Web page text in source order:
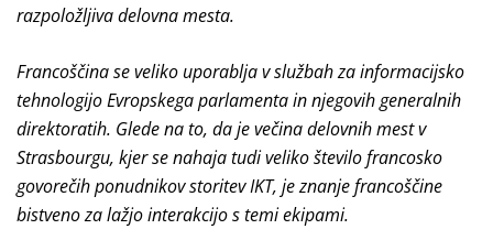
razpoložljiva delovna mesta.
Francoščina se veliko uporablja v službah za informacijsko
tehnologijo Evropskega parlamenta in njegovih generalnih
direktoratih. Glede na to, da je večina delovnih mest v
Strasbourgu, kjer se nahaja tudi veliko število francosko
govorečih ponudnikov storitev IKT, je znanje francoščine
bistveno za lažjo interakcijo s temi ekipami.